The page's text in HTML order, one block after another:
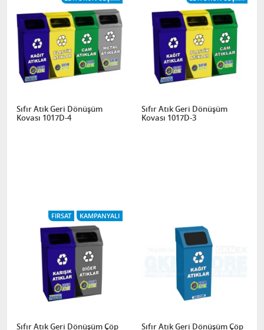
Sıfır Atık Geri Dönüşüm
Kovası 1017D-4
Sıfır Atık Geri Dönüşüm
Kovası 1017D-3
FIRSAT KAMPANYALI
Sıfır Atık Geri Dönüşüm Çöp
Sıfır Atık Geri Dönüşüm Çöp